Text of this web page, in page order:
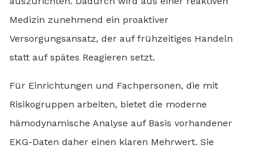
Medizin zunehmend ein proaktiver
Versorgungsansatz, der auf frühzeitiges Handeln
statt auf spätes Reagieren setzt.
Für Einrichtungen und Fachpersonen, die mit
Risikogruppen arbeiten, bietet die moderne
hämodynamische Analyse auf Basis vorhandener
EKG-Daten daher einen klaren Mehrwert. Sie